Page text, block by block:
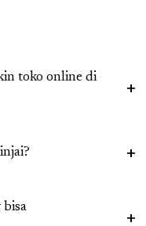
toko online di
bisa